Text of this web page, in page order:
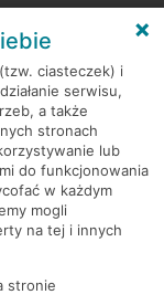
ciasteczek) i
serwisu,
a także
stronach
lub
do funkcjonowania
w każdym
mogli
na tej i innych
stronie